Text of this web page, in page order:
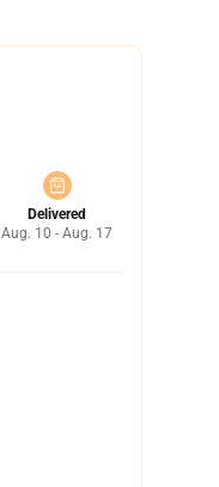
Delivered
Aug. 10 - Aug. 17